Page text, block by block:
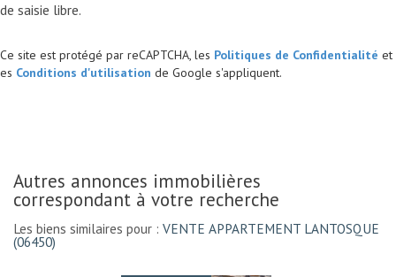
Ce site est protégé par reCAPTCHA, les Politiques de Confidentialité et
es Conditions d'utilisation de Google s'appliquent.
autres annonces immobilières
correspondant à votre recherche
Les biens similaires pour : VENTE APPARTEMENT LANTOSQUE
(06450)